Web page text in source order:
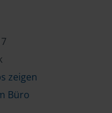
zeigen
Büro